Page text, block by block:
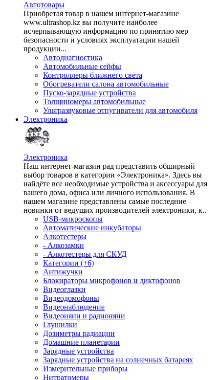
Автотовары
Приобретая товар в нашем интернет-магазине
www.ultrashop.kz вы получите наиболее
исчерпывающую информацию по принятию мер
безопасности и условиях эксплуатации нашей
продукции...
Автодиагностика
Автомобильные сейфы
Контроллеры ближнего света
Обогреватели салона автомобильные
Пуско-зарядные устройства
Толщиномеры автомобильные
Ультразвуковые отпугиватели для автомобиля
Электроника
Электроника
Наш интернет-магазин рад представить обширный
выбор товаров в категории «Электроника». Здесь вы
найдёте все необходимые устройства и аксессуары для
вашего дома, офиса или личного использования. В
нашем магазине представлены самые последние
новинки от ведущих производителей электроники, к..
USB-микроскопы
Автоматические инкубаторы
Алкотестеры
- Алкозамки
- Алкотестеры для СКУД
Категории (+6)
Антижучки
Блокираторы микрофонов и диктофонов
Видеоглазки
Видеодомофоны
Видеонаблюдение
Видеоняни и радионяни
Глушилки
Дозиметры радиации
Домашние планетарии
Зарядные устройства
Зарядные устройства на солнечных батареях
Измерительные приборы
Нитратомеры